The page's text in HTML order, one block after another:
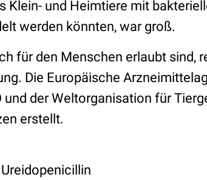
Klein- und Heimtiere mit
werden könnten, war groß.
für den Menschen erlaubt sind,
Die Europäische
der Weltorganisation für
erstellt.